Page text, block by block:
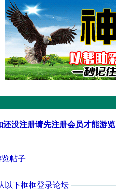
没注册请先注册会员才能游览
帖子
以下框框登录论坛